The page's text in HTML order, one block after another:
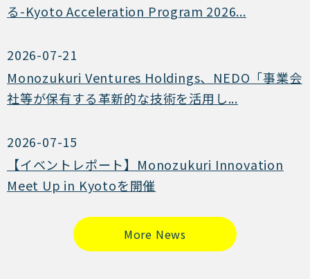
る-Kyoto Acceleration Program 2026...
2026-07-21
Monozukuri Ventures Holdings、NEDO「事業会
社等が保有する革新的な技術を活用し...
2026-07-15
【イベントレポート】Monozukuri Innovation
Meet Up in Kyotoを開催
More News